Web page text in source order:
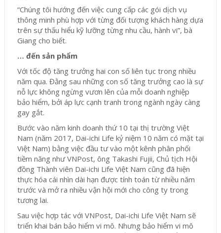
“Chúng tôi hướng đến việc cung cấp các gói dịch vụ
thông minh phù hợp với từng đối tượng khách hàng dựa
trên sự thấu hiểu kỹ lưỡng từng nhu cầu, hành vi”, bà
Giang cho biết.
… đến sản phẩm
Với tốc độ tăng trưởng hai con số liên tục trong nhiều
năm qua. Đằng sau những con số tăng trưởng cao là sự
nỗ lực không ngừng vươn lên của mỗi doanh nghiệp
bảo hiểm, bởi áp lực cạnh tranh trong ngành ngày càng
gay gắt.
Bước vào năm kinh doanh thứ 10 tại thị trường Việt
Nam (năm 2017, Dai-ichi Life kỷ niệm 10 năm có mặt tại
Việt Nam) bằng việc đầu tư vào một kênh phân phối
tiềm năng như VNPost, ông Takashi Fujii, Chủ tịch Hội
đồng Thành viên Dai-ichi Life Việt Nam cũng đã hiện
thực hóa cái nhìn dài hạn được tính toán từ nhiều năm
trước và mở ra nhiều vận hội mới cho công ty trong
tương lai.
Sau việc hợp tác với VNPost, Dai-ichi Life Việt Nam sẽ
triển khai bán bảo hiểm vi mô. Nhưng bảo hiểm vi mô